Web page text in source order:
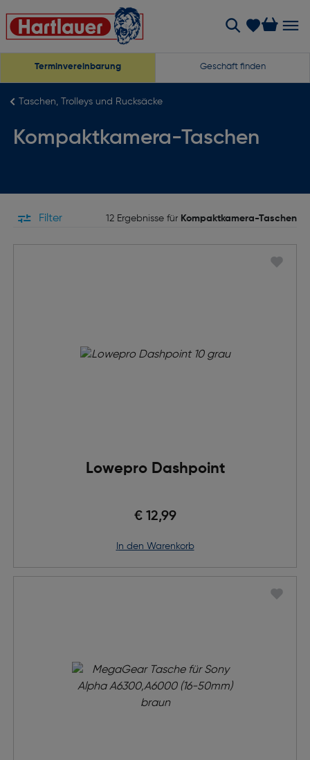
Terminvereinbarung Geschäft finden
Taschen, Trolleys und Rucksäcke
Kompaktkamera-Taschen
Filter 12 Ergebnisse für Kompaktkamera-Taschen
Lowepro Dashpoint
€ 12,99
in den Warenkorb